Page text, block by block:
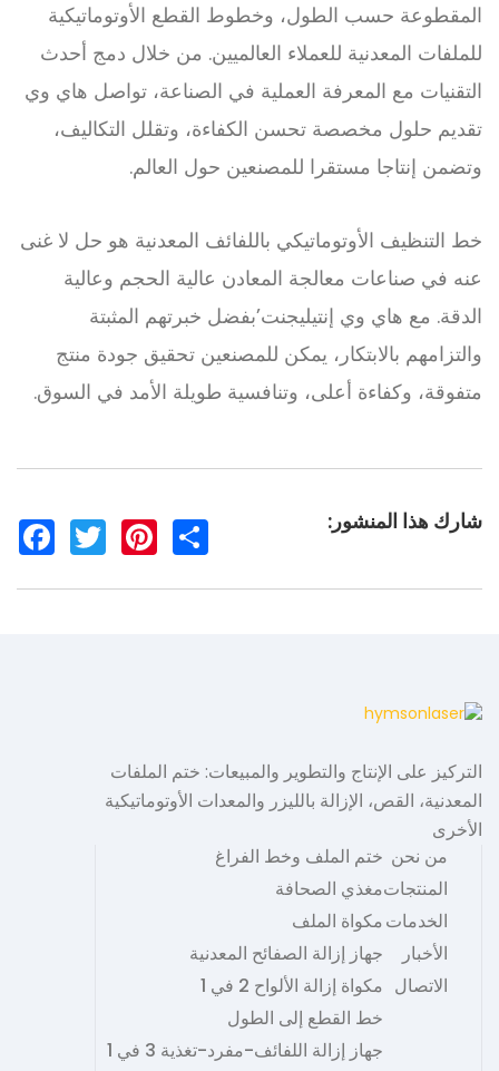
المقطوعة حسب الطول، وخطوط القطع الأوتوماتيكية
للملفات المعدنية للعملاء العالميين. من خلال دمج أحدث
التقنيات مع المعرفة العملية في الصناعة، تواصل هاي وي
تقديم حلول مخصصة تحسن الكفاءة، وتقلل التكاليف،
وتضمن إنتاجا مستقرا للمصنعين حول العالم.
خط التنظيف الأوتوماتيكي باللفائف المعدنية هو حل لا غنى
عنه في صناعات معالجة المعادن عالية الحجم وعالية
الدقة. مع هاي وي إنتيليجنت’بفضل خبرتهم المثبتة
والتزامهم بالابتكار، يمكن للمصنعين تحقيق جودة منتج
متفوقة، وكفاءة أعلى، وتنافسية طويلة الأمد في السوق.
شارك هذا المنشور:
F
a
T
w
P
i
S
h
التركيز على الإنتاج والتطوير والمبيعات: ختم الملفات
المعدنية، القص، الإزالة بالليزر والمعدات الأوتوماتيكية
الأخرى
من نحن
المنتجات
الخدمات
الأخبار
الاتصال
ختم الملف وخط الفراغ
مغذي الصحافة
مكواة الملف
جهاز إزالة الصفائح المعدنية
مكواة إزالة الألواح 2 في 1
خط القطع إلى الطول
جهاز إزالة اللفائف-مفرد-تغذية 3 في 1